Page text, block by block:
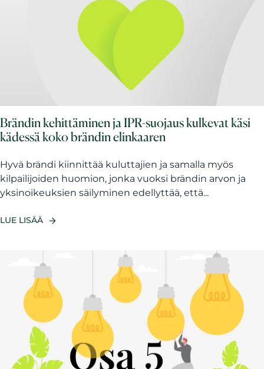
Brändin kehittäminen ja IPR-suojaus kulkevat käsi
kädessä koko brändin elinkaaren
Hyvä brändi kiinnittää kuluttajien ja samalla myös
kilpailijoiden huomion, jonka vuoksi brändin arvon ja
yksinoikeuksien säilyminen edellyttää, että...
LUE LISÄÄ